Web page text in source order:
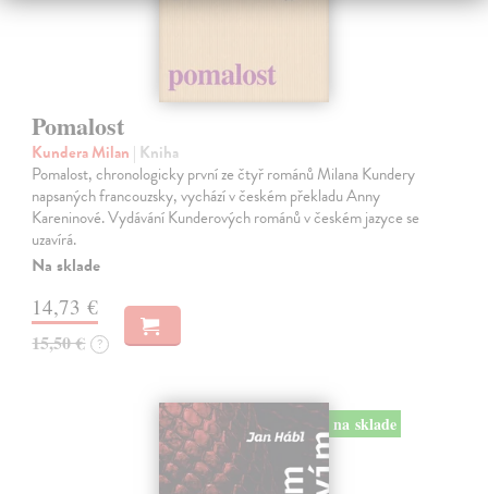
Pomalost
Kundera Milan | Kniha
Pomalost, chronologicky první ze čtyř románů Milana Kundery
napsaných francouzsky, vychází v českém překladu Anny
Kareninové. Vydávání Kunderových románů v českém jazyce se
uzavírá.
Na sklade
14,73 €
15,50 € ?
na sklade